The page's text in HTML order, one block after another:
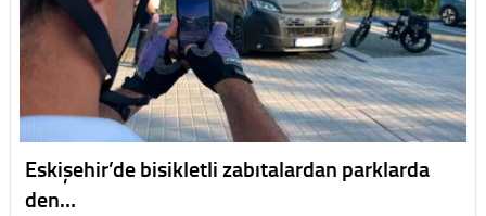
Eskişehir’de bisikletli zabıtalardan parklarda
den…